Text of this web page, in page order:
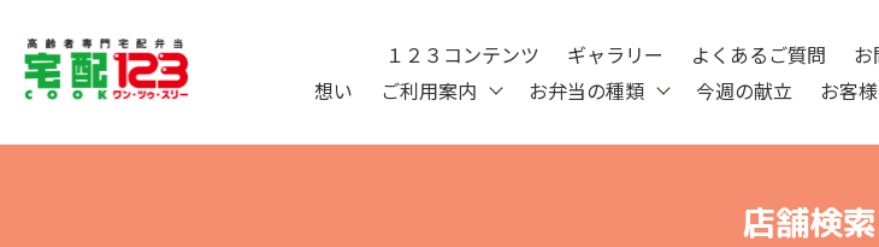
想い ご利用案内 お弁当の種類 今週の献立 お客
１２３コンテンツ ギャラリー よくあるご質問
お
店舗検索